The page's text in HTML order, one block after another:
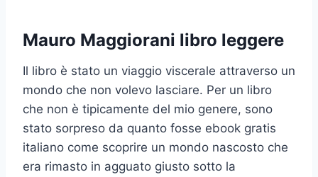
Mauro Maggiorani libro leggere
Il libro è stato un viaggio viscerale attraverso un
mondo che non volevo lasciare. Per un libro
che non è tipicamente del mio genere, sono
stato sorpreso da quanto fosse ebook gratis
italiano come scoprire un mondo nascosto che
era rimasto in agguato giusto sotto la